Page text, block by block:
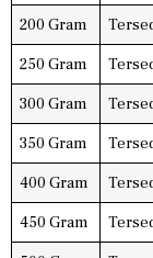
200 Gram
250 Gram
300 Gram
350 Gram
400 Gram
450 Gram